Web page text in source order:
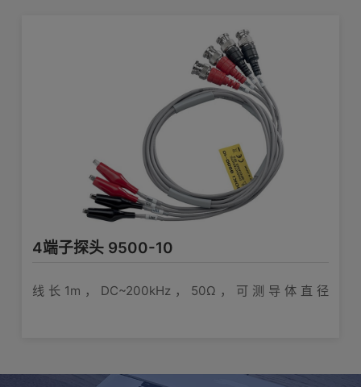
4端子探头 9500-10
线长1m，DC~200kHz，50Ω，可测导体直径